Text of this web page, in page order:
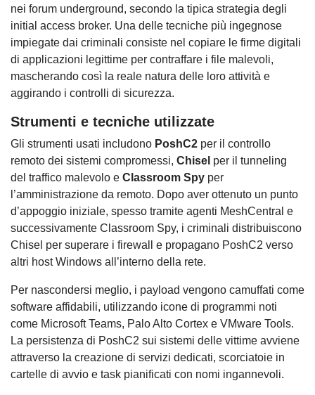
nei forum underground, secondo la tipica strategia degli
initial access broker. Una delle tecniche più ingegnose
impiegate dai criminali consiste nel copiare le firme digitali
di applicazioni legittime per contraffare i file malevoli,
mascherando così la reale natura delle loro attività e
aggirando i controlli di sicurezza.
Strumenti e tecniche utilizzate
Gli strumenti usati includono PoshC2 per il controllo
remoto dei sistemi compromessi, Chisel per il tunneling
del traffico malevolo e Classroom Spy per
l’amministrazione da remoto. Dopo aver ottenuto un punto
d’appoggio iniziale, spesso tramite agenti MeshCentral e
successivamente Classroom Spy, i criminali distribuiscono
Chisel per superare i firewall e propagano PoshC2 verso
altri host Windows all’interno della rete.
Per nascondersi meglio, i payload vengono camuffati come
software affidabili, utilizzando icone di programmi noti
come Microsoft Teams, Palo Alto Cortex e VMware Tools.
La persistenza di PoshC2 sui sistemi delle vittime avviene
attraverso la creazione di servizi dedicati, scorciatoie in
cartelle di avvio e task pianificati con nomi ingannevoli.